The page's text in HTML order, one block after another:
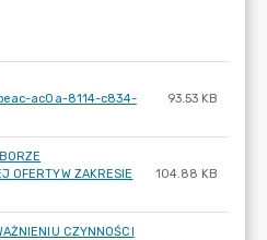
ac0a-8114-c834-
93.53 KB
OFERTYW ZAKRESIE
104.88 KB
CZYNNOŚCI